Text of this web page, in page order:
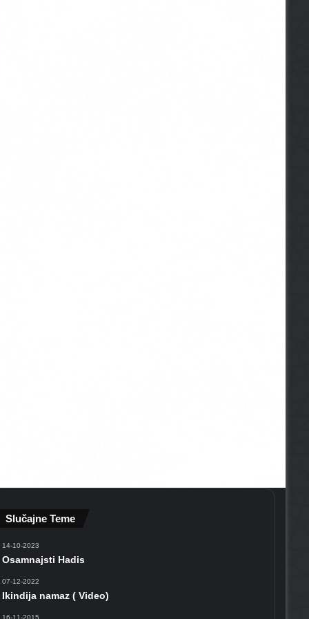
Slučajne Teme
14-10-2023
Osamnajsti Hadis
07-12-2022
Ikindija namaz ( Video)